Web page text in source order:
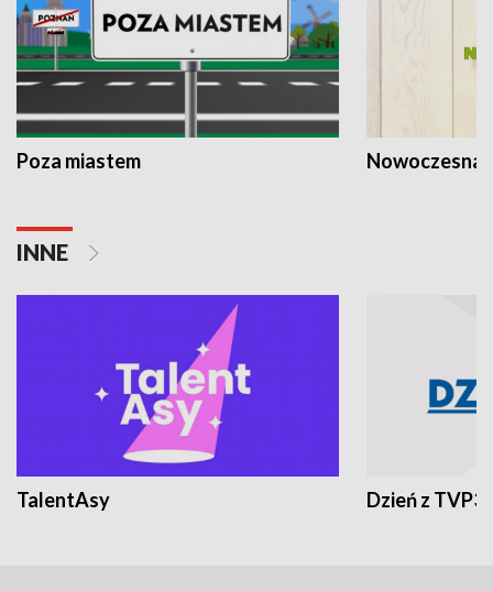
Poza miastem Nowoczesna
INNE
TalentAsy Dzień z TVP3